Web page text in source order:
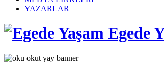
YAZARLAR
Egede